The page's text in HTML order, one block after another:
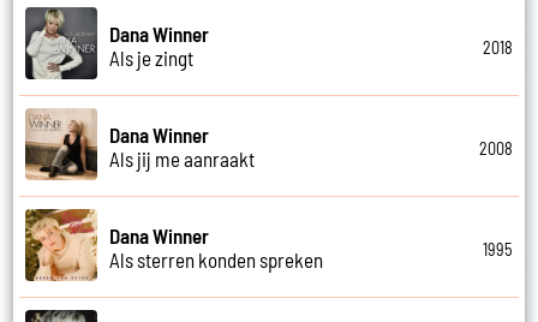
Dana Winner
Als je zingt
2018
Dana Winner
Als jij me aanraakt
2008
Dana Winner
Als sterren konden spreken
1995